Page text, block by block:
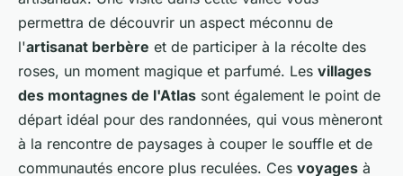
permettra de découvrir un aspect méconnu de
l'artisanat berbère et de participer à la récolte des
roses, un moment magique et parfumé. Les villages
des montagnes de l'Atlas sont également le point de
départ idéal pour des randonnées, qui vous mèneront
à la rencontre de paysages à couper le souffle et de
communautés encore plus reculées. Ces voyages à